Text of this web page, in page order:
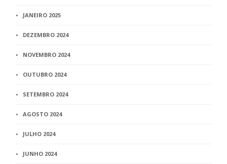
JANEIRO 2025
DEZEMBRO 2024
NOVEMBRO 2024
OUTUBRO 2024
SETEMBRO 2024
AGOSTO 2024
JULHO 2024
JUNHO 2024